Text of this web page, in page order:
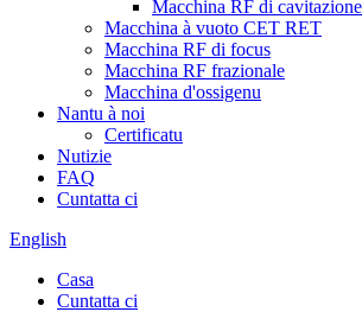
Macchina RF di
Macchina à vuoto CET RET
Macchina RF di focus
Macchina RF frazionale
Macchina d'ossigenu
Nantu à noi
Certificatu
Nutizie
FAQ
Cuntatta ci
English
Casa
Cuntatta ci